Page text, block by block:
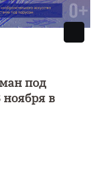
под
ноября в